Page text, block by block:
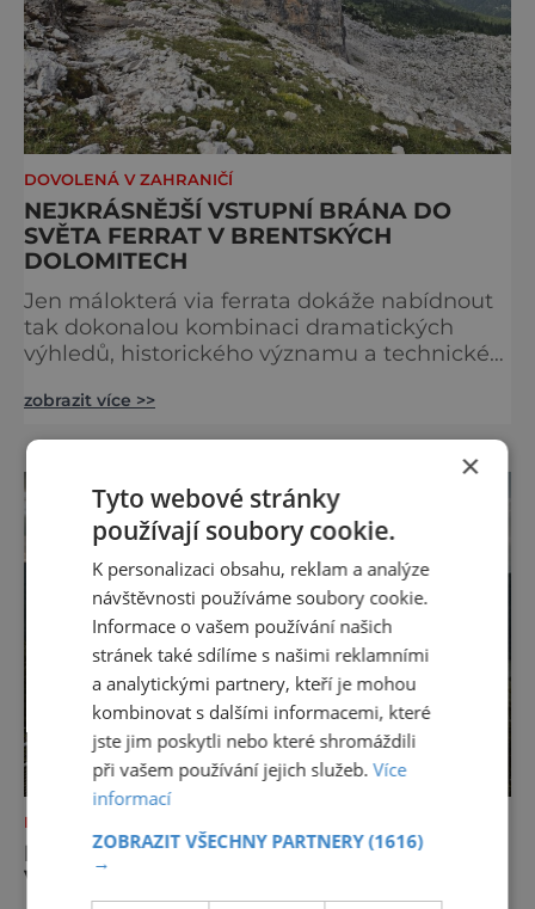
DOVOLENÁ V ZAHRANIČÍ
NEJKRÁSNĚJŠÍ VSTUPNÍ BRÁNA DO
SVĚTA FERRAT V BRENTSKÝCH
DOLOMITECH
Jen málokterá via ferrata dokáže nabídnout
tak dokonalou kombinaci dramatických
výhledů, historického významu a technické
Brentských Dolomit představuje vstupní
Bocchette, který je mezi milovníky ferrat
považován za jednu z nejkrásnějších
vysokohorských tras na světě. Přestože
samotná ferrata nepatří mezi techn
zobrazit více >>
DOVOLENÁ V ZAHRANIČÍ
DUNAJSKÁ CYKLOSTEZKA: MATKA
VŠECH CYKLOSTEZEK
×
Tyto webové stránky
používají soubory cookie.
K personalizaci obsahu, reklam a analýze
návštěvnosti používáme soubory cookie.
Informace o vašem používání našich
stránek také sdílíme s našimi reklamními
a analytickými partnery, kteří je mohou
kombinovat s dalšími informacemi, které
jste jim poskytli nebo které shromáždili
při vašem používání jejich služeb.Více
informací
ZOBRAZIT VŠECHNY PARTNERY(1616)
→